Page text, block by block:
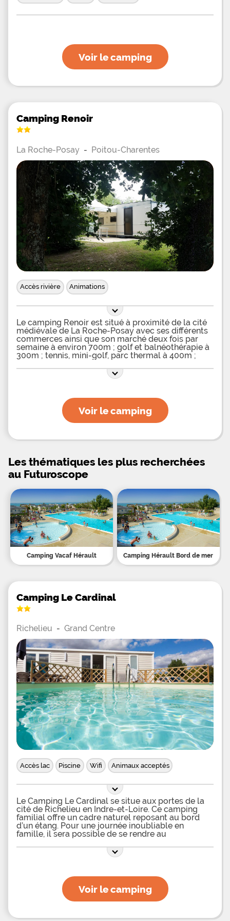
Voir le camping
Camping Renoir
La Roche-Posay - Poitou-Charentes
Accès rivière Animations
Le camping Renoir est situé à proximité de la cité
médiévale de La Roche-Posay avec ses différents
commerces ainsi que son marché deux fois par
semaine à environ 700m ; golf et balnéothérapie à
300m ; tennis, mini-golf, parc thermal à 400m ;
Creuse (juillet et août) à 2km. Balades et
Voir le camping
Les thématiques les plus recherchées
au Futuroscope
Camping Vacaf Hérault Camping Hérault Bord de mer
Camping Le Cardinal
Richelieu - Grand Centre
Accès lac Piscine Wifi Animaux acceptés
Le Camping Le Cardinal se situe aux portes de la
cité de Richelieu en Indre-et-Loire. Ce camping
familial offre un cadre naturel reposant au bord
d’un étang. Pour une journée inoubliable en
famille, il sera possible de se rendre au
Camping avec piscine chauffée en Indre-et-Loire
Pour des vacances reposantes en Indre-et-Loire,
plaisirs de la baignade ! Afin que ses clients
passent le meilleur séjour possible, le Camping Le
Cardinal met à leur disposition une belle piscine
extérieure chauffée. Grâce à cette dernière, les
une tête et profiter d’un cadre calme et
Voir le camping